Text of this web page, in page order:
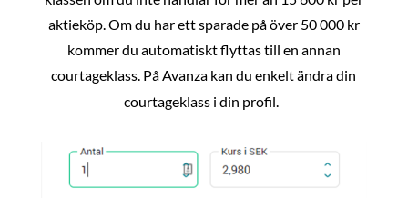
aktieköp. Om du har ett sparade på över 50 000 kr
kommer du automatiskt flyttas till en annan
courtageklass. På Avanza kan du enkelt ändra din
courtageklass i din profil.